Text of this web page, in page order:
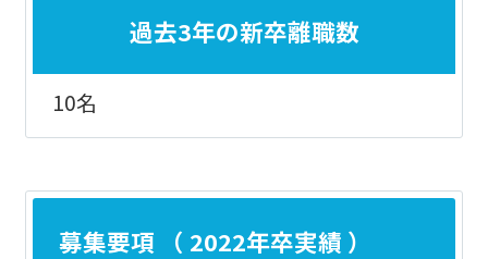
過去3年の新卒離職数
10名
募集要項 （ 2022年卒実績 ）